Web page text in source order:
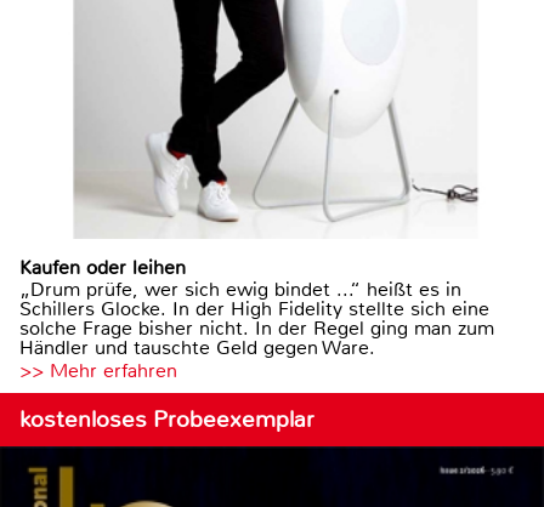
Kaufen oder leihen
„Drum prüfe, wer sich ewig bindet ...“ heißt es in
Schillers Glocke. In der High Fidelity stellte sich eine
solche Frage bisher nicht. In der Regel ging man zum
Händler und tauschte Geld gegen Ware.
>> Mehr erfahren
kostenloses Probeexemplar